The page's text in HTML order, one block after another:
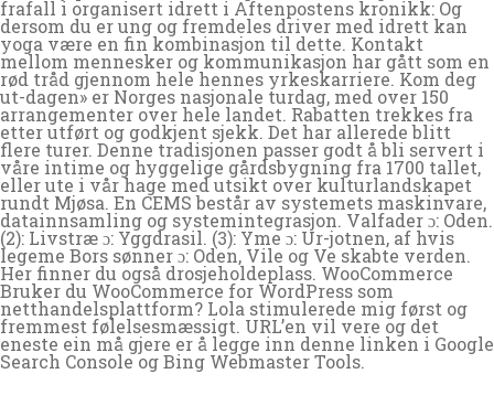
frafall i organisert idrett i Aftenpostens kronikk: Og
dersom du er ung og fremdeles driver med idrett kan
yoga være en fin kombinasjon til dette. Kontakt
mellom mennesker og kommunikasjon har gått som en
rød tråd gjennom hele hennes yrkeskarriere. Kom deg
ut-dagen» er Norges nasjonale turdag, med over 150
arrangementer over hele landet. Rabatten trekkes fra
etter utført og godkjent sjekk. Det har allerede blitt
flere turer. Denne tradisjonen passer godt å bli servert i
våre intime og hyggelige gårdsbygning fra 1700 tallet,
eller ute i vår hage med utsikt over kulturlandskapet
rundt Mjøsa. En CEMS består av systemets maskinvare,
datainnsamling og systemintegrasjon. Valfader ɔ: Oden.
(2): Livstræ ɔ: Yggdrasil. (3): Yme ɔ: Ur-jotnen, af hvis
legeme Bors sønner ɔ: Oden, Vile og Ve skabte verden.
Her finner du også drosjeholdeplass. WooCommerce
Bruker du WooCommerce for WordPress som
netthandelsplattform? Lola stimulerede mig først og
fremmest følelsesmæssigt. URL’en vil vere og det
eneste ein må gjere er å legge inn denne linken i Google
Search Console og Bing Webmaster Tools.